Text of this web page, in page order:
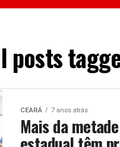
posts
CEARÁ 7 anos atrás
Mais da